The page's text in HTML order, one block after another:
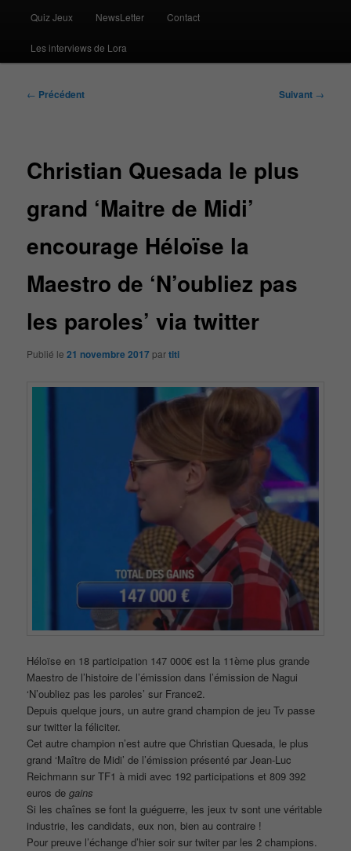
Quiz Jeux NewsLetter Contact
Les interviews de Lora
Navigation
← Précédent Suivant →
Christian Quesada le plus
grand ‘Maitre de Midi’
encourage Héloïse la
Maestro de ‘N’oubliez pas
les paroles’ via twitter
Publié le21 novembre 2017 partiti
Héloïse en 18 participation 147 000€ est la 11ème plus grande
Maestro de l’histoire de l’émission dans l’émission de Nagui
‘N’oubliez pas les paroles’ sur France2.
Depuis quelque jours, un autre grand champion de jeu Tv passe
sur twitter la féliciter.
Cet autre champion n’est autre que Christian Quesada, le plus
grand ‘Maître de Midi’ de l’émission présenté par Jean-Luc
Reichmann sur TF1 à midi avec 192 participations et 809 392
euros degains
Si les chaînes se font la guéguerre, les jeux tv sont une véritable
industrie, les candidats, eux non, bien au contraire !
Pour preuve l’échange d’hier soir sur twiter par les 2 champions.